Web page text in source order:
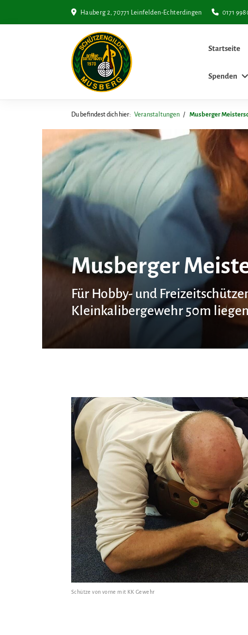
Hauberg 2, 70771 Leinfelden-Echterdingen 0171
Startseite
Spenden
Du befindest dich hier: Veranstaltungen Musberger
Musberger
Für Hobby- und
Kleinkalibergewehr 50m
Schütze von vorne mit KK Gewehr
Schützengilde Musberg 1970 e.V.
Hauberg 2
70771 Leinfelden-Echterdingen
0171 9980564
info@schuetzengilde-musberg.de